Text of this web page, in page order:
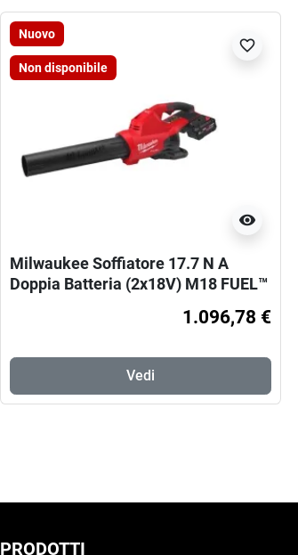
Nuovo
Non disponibile
visibility
favorite_border
Milwaukee Soffiatore 17.7 N A
Doppia Batteria (2x18V) M18 FUEL™
1.096,78 €
Vedi
PRODOTTI